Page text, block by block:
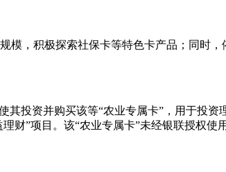
模，积极探索社保卡等特色卡产品；同时，
投资并购买该等“农业专属卡”，用于投资
财”项目。该“农业专属卡”未经银联授权使